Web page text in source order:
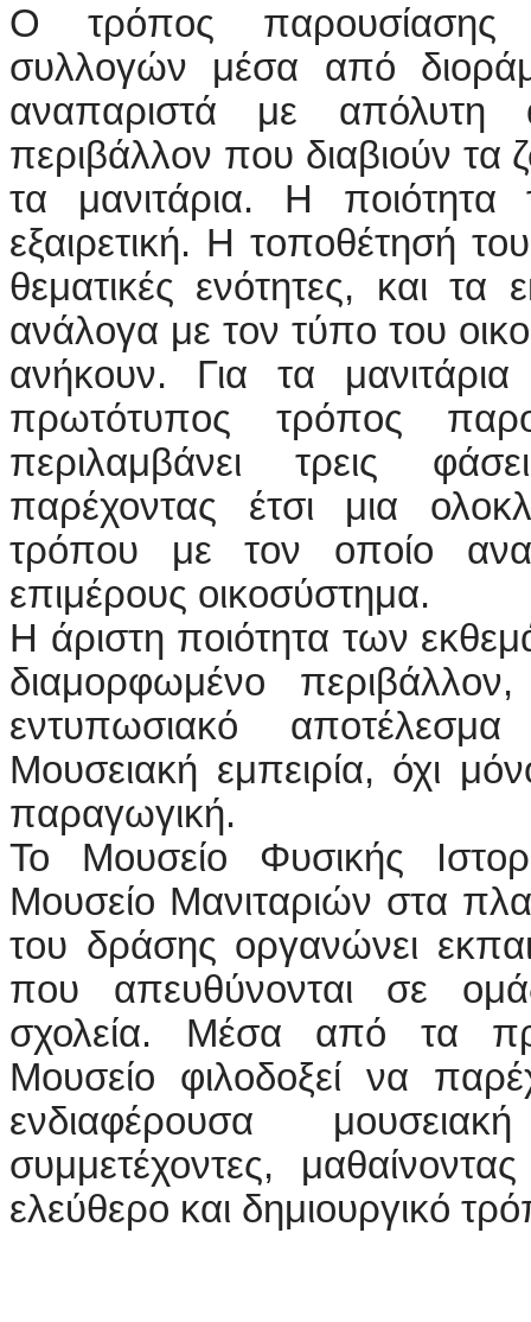
Ο τρόπος παρουσίασης
συλλογών μέσα από
αναπαριστά με απόλυτη
περιβάλλον που διαβιούν τα
τα μανιτάρια. Η ποιότητα
εξαιρετική. Η τοποθέτησή
θεματικές ενότητες, και τα
ανάλογα με τον τύπο του
ανήκουν. Για τα μανιτάρια
πρωτότυπος τρόπος
περιλαμβάνει τρεις
παρέχοντας έτσι μια
τρόπου με τον οποίο
επιμέρους οικοσύστημα.
Η άριστη ποιότητα των
διαμορφωμένο
εντυπωσιακό
Μουσειακή εμπειρία, όχι
παραγωγική.
Το Μουσείο Φυσικής
Μουσείο Μανιταριών στα
του δράσης οργανώνει
που απευθύνονται σε
σχολεία. Μέσα από τα
Μουσείο φιλοδοξεί να
ενδιαφέρουσα
συμμετέχοντες,
ελεύθερο και δημιουργικό